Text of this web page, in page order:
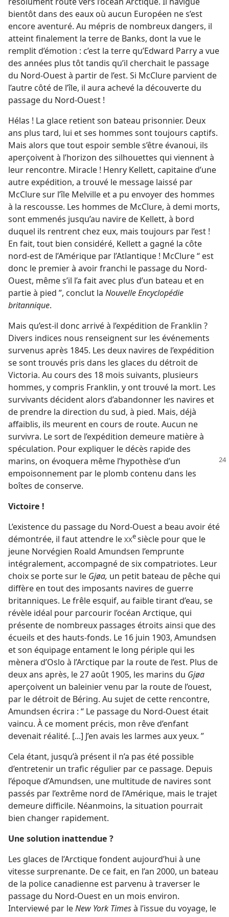
bientôt dans des eaux où aucun Européen ne s’est
encore aventuré. Au mépris de nombreux dangers, il
atteint finalement la terre de Banks, dont la vue le
remplit d’émotion : c’est la terre qu’Edward Parry a vue
des années plus tôt tandis qu’il cherchait le passage
du Nord-Ouest à partir de l’est. Si McClure parvient de
l’autre côté de l’île, il aura achevé la découverte du
passage du Nord-Ouest !
Hélas ! La glace retient son bateau prisonnier. Deux
ans plus tard, lui et ses hommes sont toujours captifs.
Mais alors que tout espoir semble s’être évanoui, ils
aperçoivent à l’horizon des silhouettes qui viennent à
leur rencontre. Miracle ! Henry Kellett, capitaine d’une
autre expédition, a trouvé le message laissé par
McClure sur l’île Melville et a pu envoyer des hommes
à la rescousse. Les hommes de McClure, à demi morts,
sont emmenés jusqu’au navire de Kellett, à bord
duquel ils rentrent chez eux, mais toujours par l’est !
En fait, tout bien considéré, Kellett a gagné la côte
nord-est de l’Amérique par l’Atlantique ! McClure “ est
donc le premier à avoir franchi le passage du Nord-
Ouest, même s’il l’a fait avec plus d’un bateau et en
partie à pied ”, conclut la Nouvelle Encyclopédie
britannique.
Mais qu’est-​il donc arrivé à l’expédition de Franklin ?
Divers indices nous renseignent sur les événements
survenus après 1845. Les deux navires de l’expédition
se sont trouvés pris dans les glaces du détroit de
Victoria. Au cours des 18 mois suivants, plusieurs
hommes, y compris Franklin, y ont trouvé la mort. Les
survivants décident alors d’abandonner les navires et
de prendre la direction du sud, à pied. Mais, déjà
affaiblis, ils meurent en cours de route. Aucun ne
survivra. Le sort de l’expédition demeure matière à
spéculation. Pour expliquer le décès rapide des
marins, on évoquera même l’hypothèsed’un
empoisonnement par le plomb contenu dans les
boîtes de conserve.
Victoire !
L’existence du passage du Nord-Ouest a beau avoir été
démontrée, il faut attendre le XXesiècle pour que le
jeune Norvégien Roald Amundsen l’emprunte
intégralement, accompagné de six compatriotes. Leur
choix se porte sur le Gjøa, un petit bateau de pêche qui
diffère en tout des imposants navires de guerre
britanniques. Le frêle esquif, au faible tirant d’eau, se
révèle idéal pour parcourir l’océan Arctique, qui
présente de nombreux passages étroits ainsi que des
écueils et des hauts-fonds. Le 16 juin 1903, Amundsen
et son équipage entament le long périple qui les
mènera d’Oslo à l’Arctique par la route de l’est. Plus de
deux ans après, le 27 août 1905, les marins du Gjøa
aperçoivent un baleinier venu par la route de l’ouest,
par le détroit de Béring. Au sujet de cette rencontre,
Amundsen écrira : “ Le passage du Nord-Ouest était
vaincu. À ce moment précis, mon rêve d’enfant
devenait réalité. [...] J’en avais les larmes aux yeux. ”
Cela étant, jusqu’à présent il n’a pas été possible
d’entretenir un trafic régulier par ce passage. Depuis
l’époque d’Amundsen, une multitude de navires sont
passés par l’extrême nord de l’Amérique, mais le trajet
demeure difficile. Néanmoins, la situation pourrait
bien changer rapidement.
Une solution inattendue ?
Les glaces de l’Arctique fondent aujourd’hui à une
vitesse surprenante. De ce fait, en l’an 2000, un bateau
de la police canadienne est parvenu à traverser le
passage du Nord-Ouest en un mois environ.
Interviewé par leNew York Timesà l’issue du voyage, le